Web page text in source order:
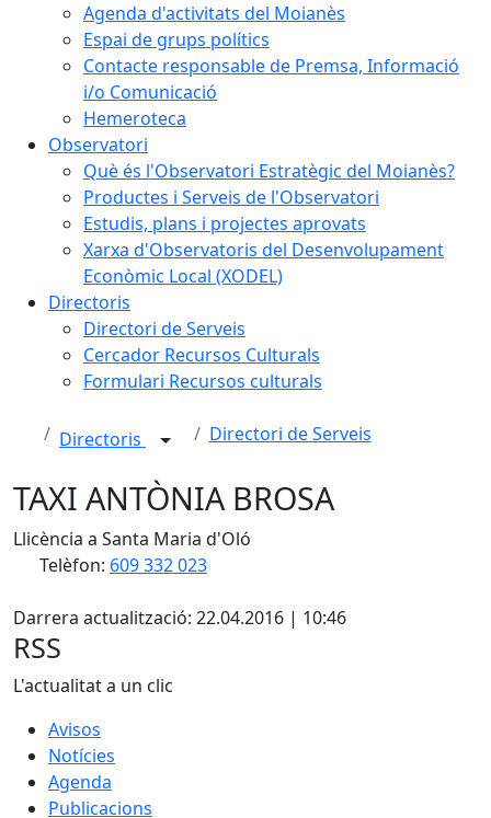
Agenda d'activitats del Moianès
Espai de grups polítics
Contacte responsable de Premsa, Informació
i/o Comunicació
Hemeroteca
Observatori
Què és l'Observatori Estratègic del Moianès?
Productes i Serveis de l'Observatori
Estudis, plans i projectes aprovats
Xarxa d'Observatoris del Desenvolupament
Econòmic Local (XODEL)
Directoris
Directori de Serveis
Cercador Recursos Culturals
Formulari Recursos culturals
Directoris Directori de Serveis
TAXI ANTÒNIA BROSA
Llicència a Santa Maria d'Oló
Telèfon: 609 332 023
Darrera actualització: 22.04.2016 | 10:46
RSS
L'actualitat a un clic
Avisos
Notícies
Agenda
Publicacions